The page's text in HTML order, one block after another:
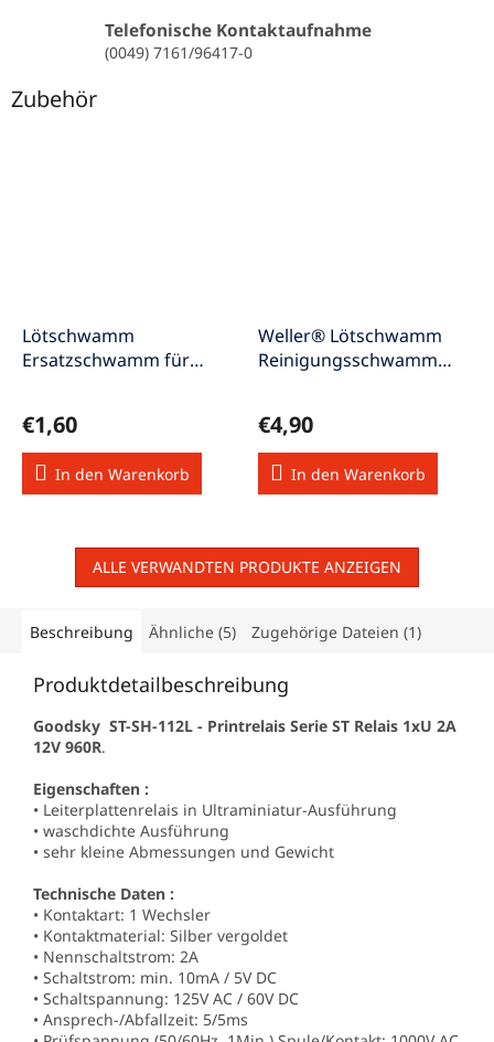
Telefonische Kontaktaufnahme
(0049) 7161/96417-0
Zubehör
Lötschwamm
Ersatzschwamm für
€1,60
In den Warenkorb
Weller® Lötschwamm
Reinigungsschwamm
€4,90
In den Warenkorb
ALLE VERWANDTEN PRODUKTE ANZEIGEN
Beschreibung Ähnliche (5) Zugehörige Dateien (1)
Produktdetailbeschreibung
Goodsky ST-SH-112L - Printrelais Serie ST Relais 1xU 2A
12V 960R.
Eigenschaften :
• Leiterplattenrelais in Ultraminiatur-Ausführung
• waschdichte Ausführung
• sehr kleine Abmessungen und Gewicht
Technische Daten :
• Kontaktart: 1 Wechsler
• Kontaktmaterial: Silber vergoldet
• Nennschaltstrom: 2A
• Schaltstrom: min. 10mA / 5V DC
• Schaltspannung: 125V AC / 60V DC
• Ansprech-/Abfallzeit: 5/5ms